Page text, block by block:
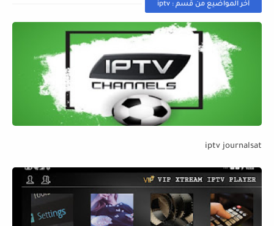
أخر المواضيع من قسم : iptv
iptv journalsat